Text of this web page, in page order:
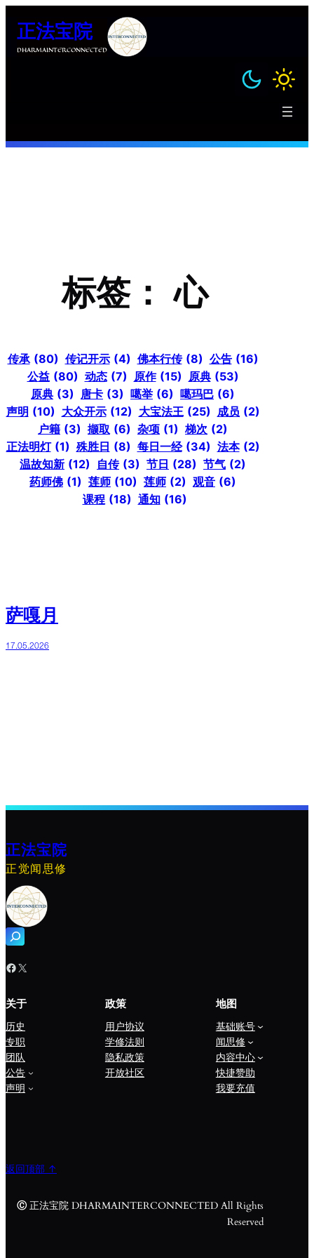
正法宝院
DHARMAINTERCONNECTED
标签：心
传承 (80) 传记开示 (4) 佛本行传 (8) 公告 (16)
公益 (80) 动态 (7) 原作 (15) 原典 (53)
原典 (3) 唐卡 (3) 噶举 (6) 噶玛巴 (6)
声明 (10) 大众开示 (12) 大宝法王 (25) 成员 (2)
户籍 (3) 撷取 (6) 杂项 (1) 梯次 (2)
正法明灯 (1) 殊胜日 (8) 每日一经 (34) 法本 (2)
温故知新 (12) 自传 (3) 节日 (28) 节气 (2)
药师佛 (1) 莲师 (10) 莲师 (2) 观音 (6)
课程 (18) 通知 (16)
萨嘎月
17.05.2026
正法宝院
正觉闻思修
搜
索
Facebook X
关于
历史
专职
团队
公告
声明
政策
用户协议
学修法则
隐私政策
开放社区
地图
基础账号
闻思修
内容中心
快捷赞助
我要充值
返回顶部 ↑
Ⓒ正法宝院 DHARMAINTERCONNECTED All Rights
Reserved